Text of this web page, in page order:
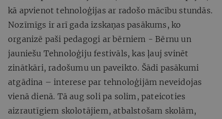
kā apvienot tehnoloģijas ar radošo mācību stundās.
Nozīmīgs ir arī gada izskaņas pasākums, ko
organizē paši pedagogi ar bērniem - Bērnu un
jauniešu Tehnoloģiju festivāls, kas ļauj svinēt
zinātkāri, radošumu un paveikto. Šādi pasākumi
atgādina – interese par tehnoloģijām neveidojas
vienā dienā. Tā aug soli pa solim, pateicoties
aizrautīgiem skolotājiem, atbalstošam skolām,